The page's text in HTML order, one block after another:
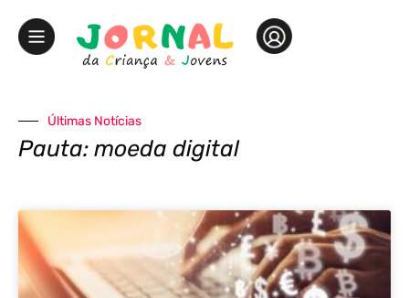
Últimas Notícias
Pauta: moeda digital